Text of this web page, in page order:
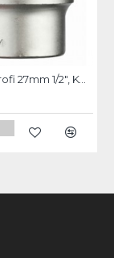
Muciņa Profi 27mm 1/2", KWB